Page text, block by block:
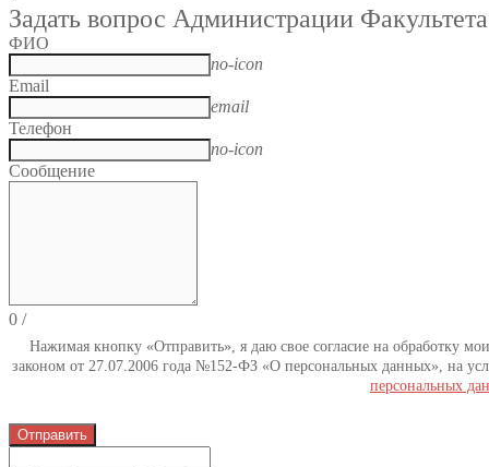
Задать вопрос Администрации Факультета
ФИО
no-icon
Email
email
Телефон
no-icon
Сообщение
0 /
Нажимая кнопку «Отправить», я даю свое согласие на обработку
законом от 27.07.2006 года №152-ФЗ «О персональных данных», на
персональных
Отправить